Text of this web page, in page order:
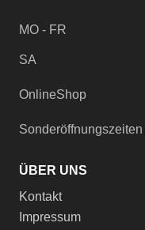
MO - FR
SA
OnlineShop
ÜBER UNS
Kontakt
Impressum